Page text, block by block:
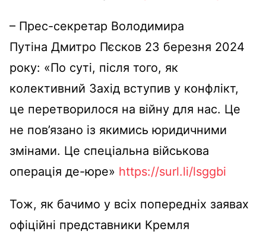
– Прес-секретар Володимира
Путіна Дмитро Пєсков 23 березня 2024
року: «По суті, після того, як
колективний Захід вступив у конфлікт,
це перетворилося на війну для нас. Це
не пов’язано із якимись юридичними
змінами. Це спеціальна військова
операція де-юре» https://surl.li/lsggbi
Тож, як бачимо у всіх попередніх заявах
офіційні представники Кремля